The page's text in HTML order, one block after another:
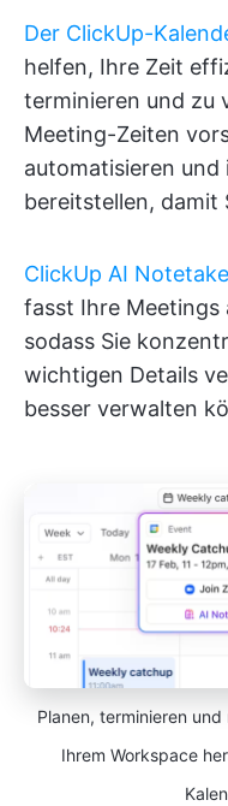
Der ClickUp-
helfen, Ihre Zeit
terminieren und zu
Meeting-Zeiten
automatisieren
bereitstellen, damit
ClickUp AI
fasst Ihre Meetings
sodass Sie
wichtigen Details
besser verwalten
Planen, terminieren
Ihrem Workspace